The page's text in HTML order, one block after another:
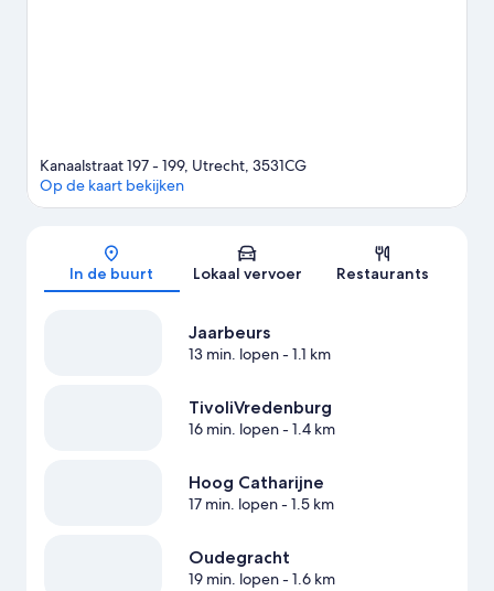
Kaart
Kanaalstraat 197 - 199, Utrecht, 3531CG
Op de kaart bekijken
In de buurt Lokaal vervoer Restaurants
Jaarbeurs
13 min. lopen- 1.1 km
TivoliVredenburg
16 min. lopen- 1.4 km
Hoog Catharijne
17 min. lopen- 1.5 km
Oudegracht
19 min. lopen- 1.6 km